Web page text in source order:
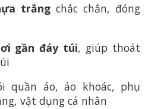
trắng chắc chắn, đóng
gần đáy túi, giúp thoát
quần áo, áo khoác, phụ
vật dụng cá nhân